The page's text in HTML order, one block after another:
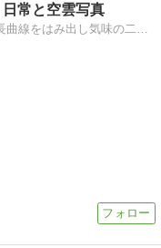
常と空雲写真